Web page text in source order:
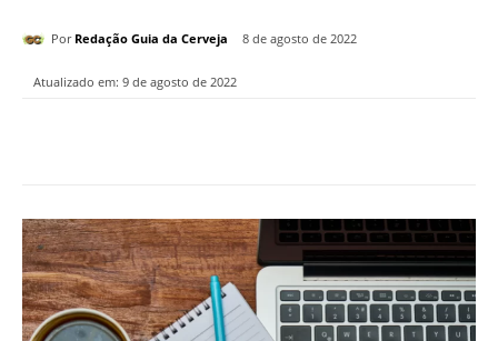
Por Redação Guia da Cerveja 8 de agosto de 2022
Atualizado em: 9 de agosto de 2022